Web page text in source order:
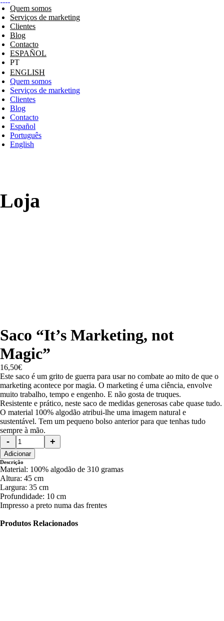
Quem somos
Serviços de marketing
Clientes
Blog
Contacto
ESPAÑOL
ENGLISH
Quem somos
Serviços de marketing
Clientes
Blog
Contacto
Español
Português
English
Loja
Saco “It’s Marketing, not
Magic”
16,50€
Este saco é um grito de guerra para usar no combate ao mito de que o
marketing acontece por magia. O marketing é uma ciência, envolve
muito trabalho, tempo e engenho. E não gosta de truques.
Resistente e prático, neste saco de medidas generosas cabe quase tudo.
O material 100% algodão atribui-lhe uma imagem natural e
sustentável. Tem um pequeno bolso anterior para que tenhas tudo
sempre à mão.
Adicionar
Descrição
Material: 100% algodão de 310 gramas
Altura: 45 cm
Largura: 35 cm
Profundidade: 10 cm
Impresso a preto numa das frentes
Produtos Relacionados